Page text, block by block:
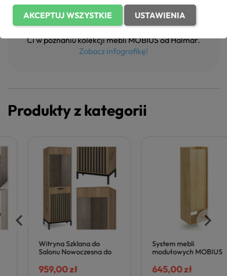
Kliknij poniżej i zobacz infografikę,która pomoże
Ci w poznaniu kolekcji mebli MOBIUS od Halmar.
Zobacz infografikę!
Produkty z kategorii
Witryna Szklana do
Salonu Nowoczesna do
Dąb Craft Czarna
959,00 zł
System mebli
modułowych MOBIUS
naturalna Halmar
645,00 zł
AKCEPTUJ WSZYSTKIE USTAWIENIA